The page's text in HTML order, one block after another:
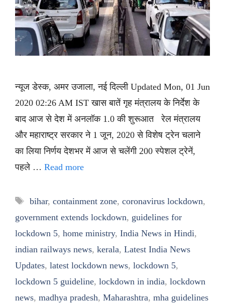
न्यूज डेस्क, अमर उजाला, नई दिल्ली Updated Mon, 01 Jun
2020 02:26 AM IST खास बातें गृह मंत्रालय के निर्देश के
बाद आज से देश में अनलॉक 1.0 की शुरूआत रेल मंत्रालय
और महाराष्ट्र सरकार ने 1 जून, 2020 से विशेष ट्रेन चलाने
का लिया निर्णय देशभर में आज से चलेंगी 200 स्पेशल ट्रेनें,
पहले … Read more
Tags
bihar, containment zone, coronavirus lockdown,
government extends lockdown, guidelines for
lockdown 5, home ministry, India News in Hindi,
indian railways news, kerala, Latest India News
Updates, latest lockdown news, lockdown 5,
lockdown 5 guideline, lockdown in india, lockdown
news, madhya pradesh, Maharashtra, mha guidelines